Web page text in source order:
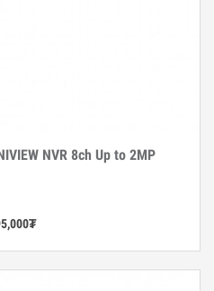
NVR 8ch Up to 2MP
₮